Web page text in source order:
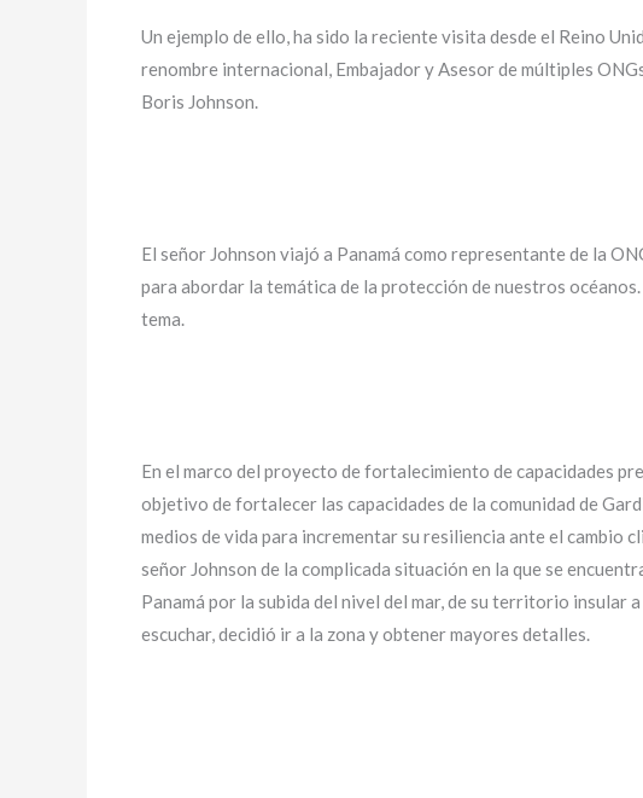
Un ejemplo de ello, ha sido la reciente visita desde el Reino
renombre internacional, Embajador y Asesor de múltiples
Boris Johnson.
El señor Johnson viajó a Panamá como representante de la
para abordar la temática de la protección de nuestros
tema.
En el marco del proyecto de fortalecimiento de capacidades
objetivo de fortalecer las capacidades de la comunidad de
medios de vida para incrementar su resiliencia ante el cambio
señor Johnson de la complicada situación en la que se
Panamá por la subida del nivel del mar, de su territorio insular
escuchar, decidió ir a la zona y obtener mayores detalles.